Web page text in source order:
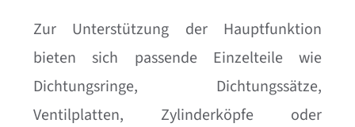
Zur Unterstützung der Hauptfunktion
bieten sich passende Einzelteile wie
Dichtungsringe, Dichtungssätze,
Ventilplatten, Zylinderköpfe oder